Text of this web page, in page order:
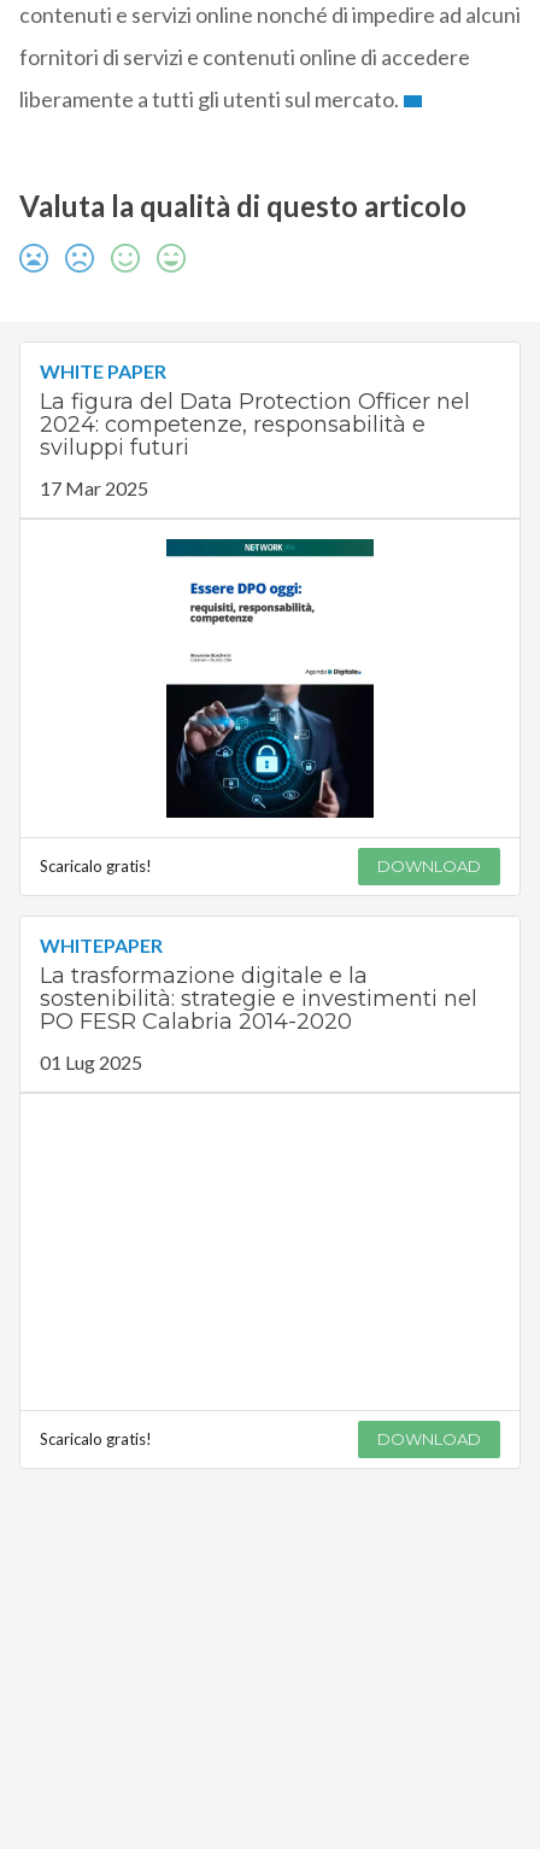
contenuti e servizi online nonché di impedire ad alcuni
fornitori di servizi e contenuti online di accedere
liberamente a tutti gli utenti sul mercato.
Valuta la qualità di questo articolo
WHITE PAPER
La figura del Data Protection Officer nel
2024: competenze, responsabilità e
sviluppi futuri
17 Mar 2025
Scaricalo gratis! DOWNLOAD
WHITEPAPER
La trasformazione digitale e la
sostenibilità: strategie e investimenti nel
PO FESR Calabria 2014-2020
01 Lug 2025
Scaricalo gratis! DOWNLOAD